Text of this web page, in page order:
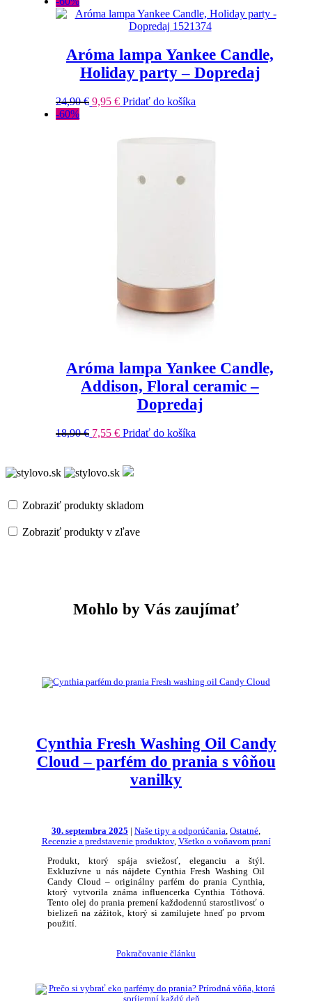
Aróma lampa Yankee Candle,
Holiday party – Dopredaj
24,90€ 9,95€ Pridať do košíka
-60%
Aróma lampa Yankee Candle,
Addison, Floral ceramic –
Dopredaj
18,90€ 7,55€ Pridať do košíka
Zobraziť produkty skladom
Zobraziť produkty v zľave
Mohlo by Vás zaujímať
Cynthia Fresh Washing Oil Candy
Cloud – parfém do prania s vôňou
vanilky
30. septembra 2025 Naše tipy a odporúčania, Ostatné,
Recenzie a predstavenie produktov, Všetko o voňavom praní
Produkt, ktorý spája sviežosť, eleganciu a štýl.
Exkluzívne u nás nájdete Cynthia Fresh Washing Oil
Candy Cloud – originálny parfém do prania Cynthia,
ktorý vytvorila známa influencerka Cynthia Tóthová.
Tento olej do prania premení každodennú starostlivosť o
bielizeň na zážitok, ktorý si zamilujete hneď po prvom
použití.
Pokračovanie článku